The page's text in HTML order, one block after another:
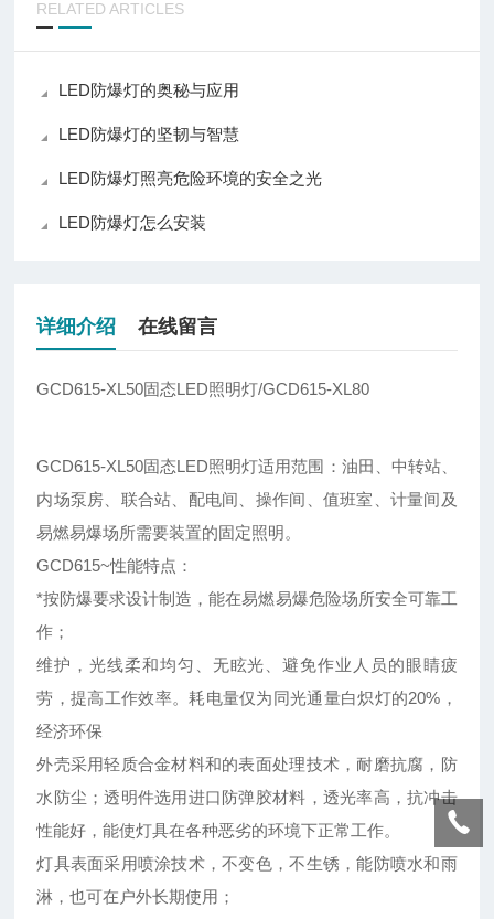
RELATED ARTICLES
LED防爆灯的奥秘与应用
LED防爆灯的坚韧与智慧
LED防爆灯照亮危险环境的安全之光
LED防爆灯怎么安装
详细介绍 在线留言
GCD615-XL50固态LED照明灯/GCD615-XL80
GCD615-XL50固态LED照明灯适用范围：油田、中转站、
内场泵房、联合站、配电间、操作间、值班室、计量间及
易燃易爆场所需要装置的固定照明。
GCD615~性能特点：
*按防爆要求设计制造，能在易燃易爆危险场所安全可靠工
作；
维护，光线柔和均匀、无眩光、避免作业人员的眼睛疲
劳，提高工作效率。耗电量仅为同光通量白炽灯的20%，
经济环保
外壳采用轻质合金材料和的表面处理技术，耐磨抗腐，防
水防尘；透明件选用进口防弹胶材料，透光率高，抗冲击
性能好，能使灯具在各种恶劣的环境下正常工作。
灯具表面采用喷涂技术，不变色，不生锈，能防喷水和雨
淋，也可在户外长期使用；